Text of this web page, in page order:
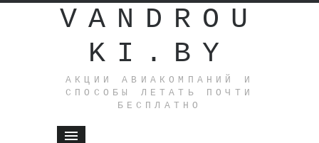
VANDROU
KI.BY
АКЦИИ АВИАКОМПАНИЙ И
СПОСОБЫ ЛЕТАТЬ ПОЧТИ
БЕСПЛАТНО